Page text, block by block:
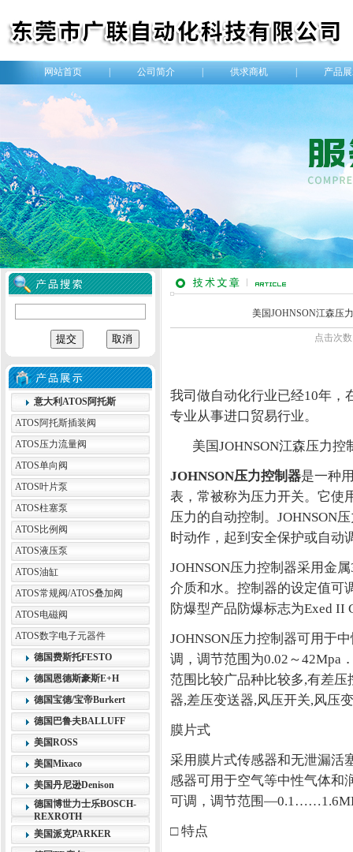
网站首页 公司简介 供求商机 产品
意大利ATOS阿托斯
ATOS阿托斯插装阀
ATOS压力流量阀
ATOS单向阀
ATOS叶片泵
ATOS柱塞泵
ATOS比例阀
ATOS液压泵
ATOS油缸
ATOS常规阀/ATOS叠加阀
ATOS电磁阀
ATOS数字电子元器件
德国费斯托FESTO
德国恩德斯豪斯E+H
德国宝德/宝帝Burkert
德国巴鲁夫BALLUFF
美国ROSS
美国Mixaco
美国丹尼逊Denison
德国博世力士乐BOSCH-
REXROTH
美国派克PARKER
美国JOHNSON江森压
点击次
我司做自动化行业已经10年，
专业从事进口贸易行业。
美国JOHNSON江森压力控
JOHNSON压力控制器是一种
表，常被称为压力开关。它使
压力的自动控制。JOHNSON
时动作，起到安全保护或自动
JOHNSON压力控制器采用金
介质和水。控制器的设定值可
防爆型产品防爆标志为Exed II
JOHNSON压力控制器可用于
调，调节范围为0.02～42Mpa
范围比较广品种比较多,有差
器,差压变送器,风压开关,风压
膜片式
采用膜片式传感器和无泄漏活
感器可用于空气等中性气体和
可调，调节范围
□ 特点